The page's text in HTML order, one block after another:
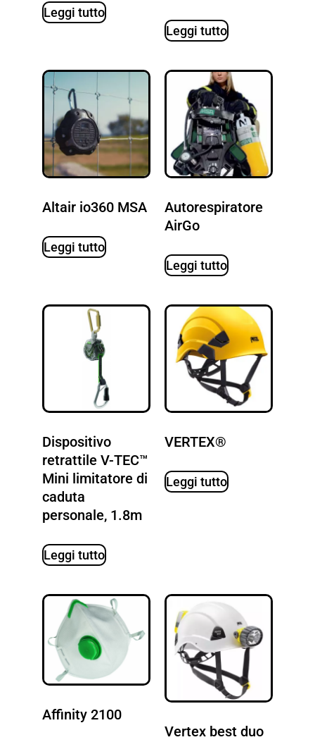
Leggi tutto
Leggi tutto
Altair io360 MSA
Leggi tutto
Autorespiratore
AirGo
Leggi tutto
Dispositivo
retrattile V-TEC™
Mini limitatore di
caduta
personale, 1.8m
Leggi tutto
VERTEX®
Leggi tutto
Affinity 2100
Vertex best duo